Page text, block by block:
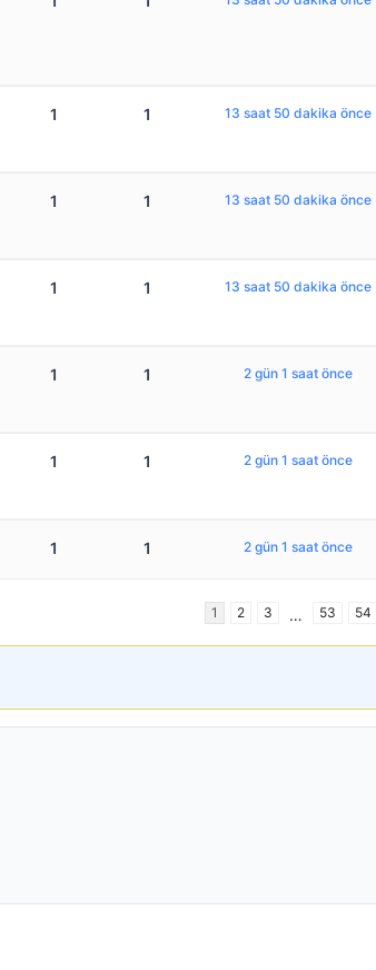
1 1 13 saat 50 dakika önce
1 1 13 saat 50 dakika önce
1 1 13 saat 50 dakika önce
1 1 2 gün 1 saat önce
1 1 2 gün 1 saat önce
1 1 2 gün 1 saat önce
1 2 3 … 53 54